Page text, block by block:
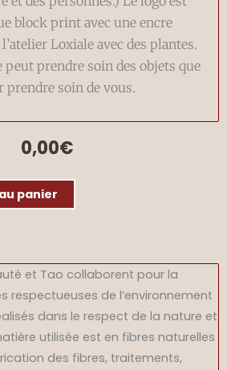
block print avec une encre
Loxiale avec des plantes.
prendre soin des objets que
soin de vous.
0,00€
panier
et Tao collaborent pour la
respectueuses de l’environnement
dans le respect de la nature et
utilisée est en fibres naturelles
des fibres, traitements,